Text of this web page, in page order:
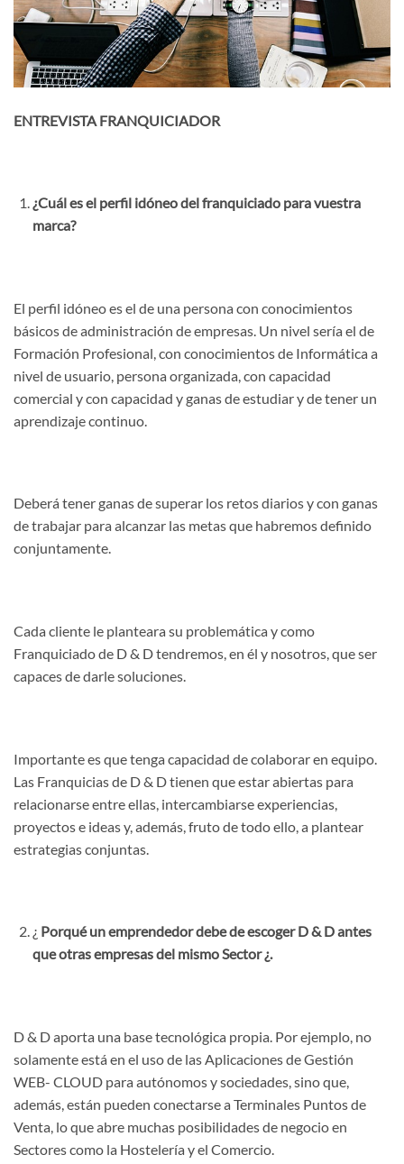
ENTREVISTA FRANQUICIADOR
¿Cuál es el perfil idóneo del franquiciado para vuestra
marca?
El perfil idóneo es el de una persona con conocimientos
básicos de administración de empresas. Un nivel sería el de
Formación Profesional, con conocimientos de Informática a
nivel de usuario, persona organizada, con capacidad
comercial y con capacidad y ganas de estudiar y de tener un
aprendizaje continuo.
Deberá tener ganas de superar los retos diarios y con ganas
de trabajar para alcanzar las metas que habremos definido
conjuntamente.
Cada cliente le planteara su problemática y como
Franquiciado de D & D tendremos, en él y nosotros, que ser
capaces de darle soluciones.
Importante es que tenga capacidad de colaborar en equipo.
Las Franquicias de D & D tienen que estar abiertas para
relacionarse entre ellas, intercambiarse experiencias,
proyectos e ideas y, además, fruto de todo ello, a plantear
estrategias conjuntas.
¿ Porqué un emprendedor debe de escoger D & D antes
que otras empresas del mismo Sector ¿.
D & D aporta una base tecnológica propia. Por ejemplo, no
solamente está en el uso de las Aplicaciones de Gestión
WEB- CLOUD para autónomos y sociedades, sino que,
además, están pueden conectarse a Terminales Puntos de
Venta, lo que abre muchas posibilidades de negocio en
Sectores como la Hostelería y el Comercio.